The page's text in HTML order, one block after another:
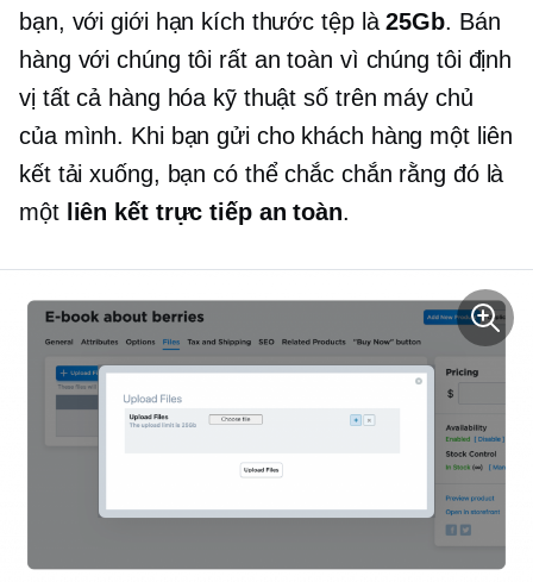
bạn, với giới hạn kích thước tệp là25Gb. Bán
hàng với chúng tôi rất an toàn vì chúng tôi định
vị tất cả hàng hóa kỹ thuật số trên máy chủ
của mình. Khi bạn gửi cho khách hàng một liên
kết tải xuống, bạn có thể chắc chắn rằng đó là
một liên kết trực tiếp an toàn.